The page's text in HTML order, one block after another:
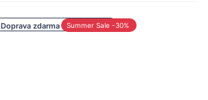
Doprava zdarma nad 1 000 Kč
Summer Sale -30%